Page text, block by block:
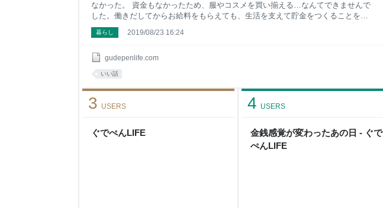
gudepenlife.com
なかった。 資金もなかったため、服やコスメを買い揃える…なんてできませんで
した。働きだしてからお給料をもらえても、生活を支えて貯金をつくることを優
先していました。まとまった金額の貯金ができて初めて、余剰資金で歯列矯正を
しました。 口元の印象は変わりましたが、それだけ。鏡に映る自分は相変わらず
ジムでバレエとヨガのレッスンを受けていた時に、綺麗な先生を見て、鏡に映る
自分に心が暗くなっていった。 鏡に映る自分に自信が持てるようになるまでに、
理想と現実のギャップを埋めるためにした多くのことを振り返ります。
www.gudepenlife.com はじめに キレイになりたい お風呂に入
暮らし 2019/08/23 16:24
いい話
ぐでぺんLIFE
3 USERS
金銭感覚が変わったあの日 - ぐで
ぺんLIFE
4 USERS